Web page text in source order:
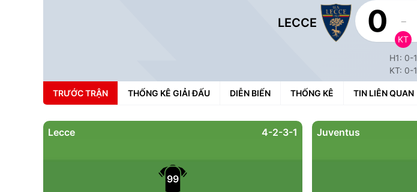
LECCE 0 -
KT
H1: 0-1
KT: 0-1
TRƯỚC TRẬN THỐNG KÊ GIẢI ĐẤU DIỄN BIẾN THỐNG KÊ TIN LIÊN QUAN
Lecce 4-2-3-1
99
Juventus